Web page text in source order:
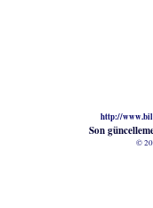
http://
Son
©